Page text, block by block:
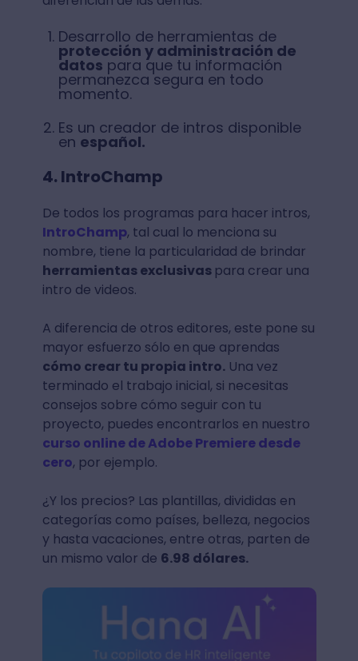
Desarrollo de herramientas de
protección y administración de
datos para que tu información
permanezca segura en todo
momento.
Es un creador de intros disponible
en español.
4. IntroChamp
De todos los programas para hacer intros,
IntroChamp, tal cual lo menciona su
nombre, tiene la particularidad de brindar
herramientas exclusivas para crear una
intro de videos.
A diferencia de otros editores, este pone su
mayor esfuerzo sólo en que aprendas
cómo crear tu propia intro.Una vez
terminado el trabajo inicial, si necesitas
consejos sobre cómo seguir con tu
proyecto, puedes encontrarlos en nuestro
curso online de Adobe Premiere desde
cero, por ejemplo.
¿Y los precios? Las plantillas, divididas en
categorías como países, belleza, negocios
y hasta vacaciones, entre otras, parten de
un mismo valor de 6.98 dólares.